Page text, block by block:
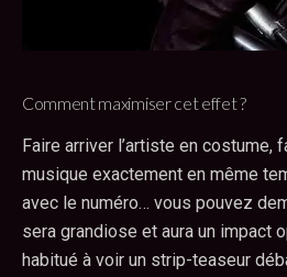
Comment maximiser cet effet ?
Faire arriver l’artiste en costume,
musique exactement en même
avec le numéro… vous pouvez
sera grandiose et aura un impact
habitué à voir un strip-teaseur